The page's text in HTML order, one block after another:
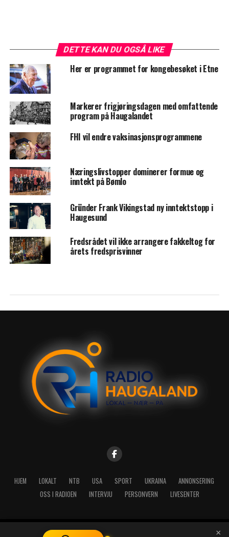
DETTE KAN DU OGSÅ LIKE
Her er programmet for kongebesøket i Etne
Markerer frigjøringsdagen med omfattende
program på Haugalandet
FHI vil endre vaksinasjonsprogrammene
Næringslivstopper dominerer formue og
inntekt på Bømlo
Gründer Frank Vikingstad ny inntektstopp i
Haugesund
Fredsrådet vil ikke arrangere fakkeltog for
årets fredsprisvinner
HJEM LOKALT NTB USA SPORT UKRAINA
ANNONSERING
OSS I RADIOEN
INTERVJU PERSONVERN LIVESENTER
Copyright © 2026 A-Media AS | Radio Haugaland - Haraldsgata 114, ×